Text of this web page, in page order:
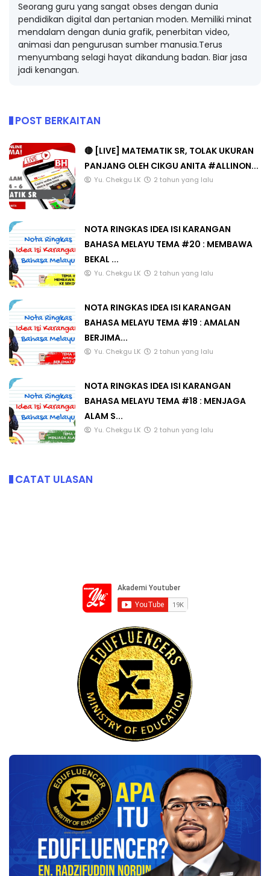
Seorang guru yang sangat obses dengan dunia
pendidikan digital dan pertanian moden. Memiliki minat
mendalam dengan dunia grafik, penerbitan video,
animasi dan pengurusan sumber manusia.Terus
menyumbang selagi hayat dikandung badan. Biar jasa
jadi kenangan.
POST BERKAITAN
🔴 [LIVE] MATEMATIK SR, TOLAK UKURAN
PANJANG OLEH CIKGU ANITA #ALLINON...
Yu. Chekgu LK 2 tahun yang lalu
NOTA RINGKAS IDEA ISI KARANGAN
BAHASA MELAYU TEMA #20 : MEMBAWA
BEKAL ...
Yu. Chekgu LK 2 tahun yang lalu
NOTA RINGKAS IDEA ISI KARANGAN
BAHASA MELAYU TEMA #19 : AMALAN
BERJIMA...
Yu. Chekgu LK 2 tahun yang lalu
NOTA RINGKAS IDEA ISI KARANGAN
BAHASA MELAYU TEMA #18 : MENJAGA
ALAM S...
Yu. Chekgu LK 2 tahun yang lalu
CATAT ULASAN